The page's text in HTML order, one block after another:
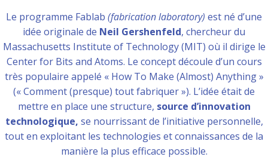
Le programme Fablab (fabrication laboratory) est né d’une
idée originale de Neil Gershenfeld, chercheur du
Massachusetts Institute of Technology (MIT) où il dirige le
Center for Bits and Atoms. Le concept découle d’un cours
très populaire appelé « How To Make (Almost) Anything »
(« Comment (presque) tout fabriquer »). L’idée était de
mettre en place une structure, source d’innovation
technologique, se nourrissant de l’initiative personnelle,
tout en exploitant les technologies et connaissances de la
manière la plus efficace possible.